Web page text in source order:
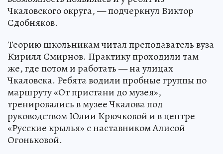
Чкаловского округа, — подчеркнул Виктор
Сдобняков.
Теорию школьникам читал преподаватель вуза
Кирилл Смирнов. Практику проходили там
же, где потом и работать — на улицах
Чкаловска. Ребята водили пробные группы по
маршруту «От пристани до музея»,
тренировались в музее Чкалова под
руководством Юлии Крючковой и в центре
«Русские крылья» с наставником Алисой
Огоньковой.